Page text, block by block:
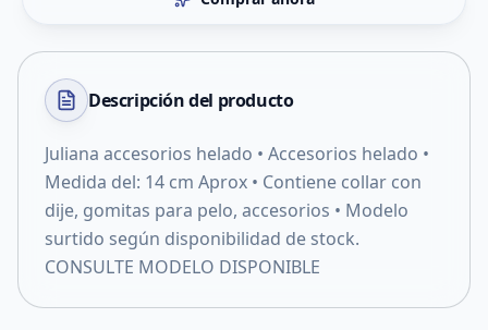
Descripción del producto
Juliana accesorios helado • Accesorios helado •
Medida del: 14 cm Aprox • Contiene collar con
dije, gomitas para pelo, accesorios • Modelo
surtido según disponibilidad de stock.
CONSULTE MODELO DISPONIBLE